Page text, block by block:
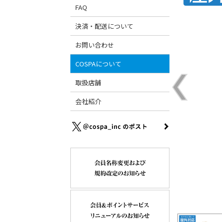
FAQ
決済・配送について
お問い合わせ
COSPAについて
取扱店舗
会社紹介